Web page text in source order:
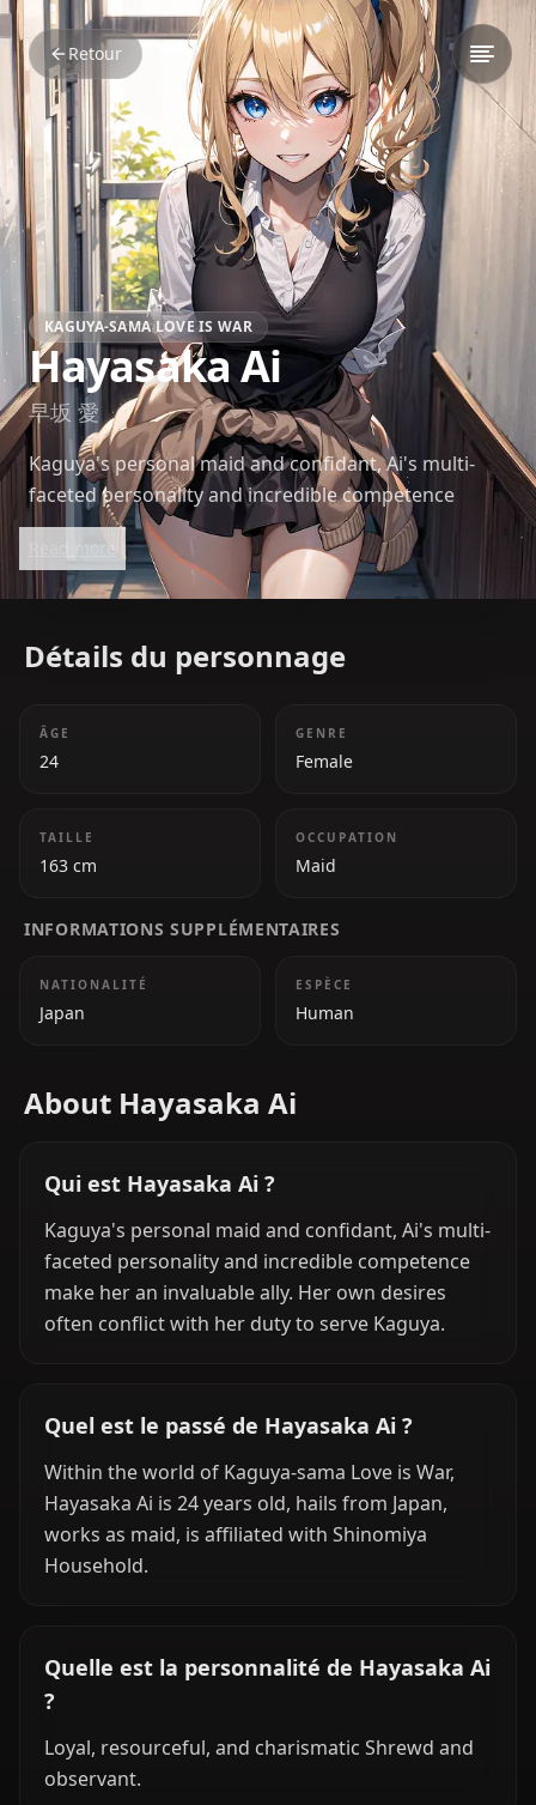
Retour
KAGUYA-SAMA LOVE IS WAR
Hayasaka Ai
早坂 愛
Kaguya's personal maid and confidant, Ai's multi-
faceted personality and incredible competence
make her an invaluable ally. Her own desires often
conflict with her duty to serve Kaguya.
Read more
Détails du personnage
ÂGE
24
GENRE
Female
TAILLE
163 cm
OCCUPATION
Maid
INFORMATIONS SUPPLÉMENTAIRES
NATIONALITÉ
Japan
ESPÈCE
Human
About Hayasaka Ai
Qui est Hayasaka Ai ?
Kaguya's personal maid and confidant, Ai's multi-
faceted personality and incredible competence
make her an invaluable ally. Her own desires
often conflict with her duty to serve Kaguya.
Quel est le passé de Hayasaka Ai ?
Within the world of Kaguya-sama Love is War,
Hayasaka Ai is 24 years old, hails from Japan,
works as maid, is affiliated with Shinomiya
Household.
Quelle est la personnalité de Hayasaka Ai
?
Loyal, resourceful, and charismatic Shrewd and
observant.